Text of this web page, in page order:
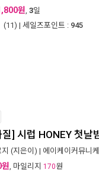
원, 3일
(11) | 세일즈포인트 : 945
질] 시럽 HONEY 첫날
(지은이) | 에이케이커뮤니
, 마일리지 170원